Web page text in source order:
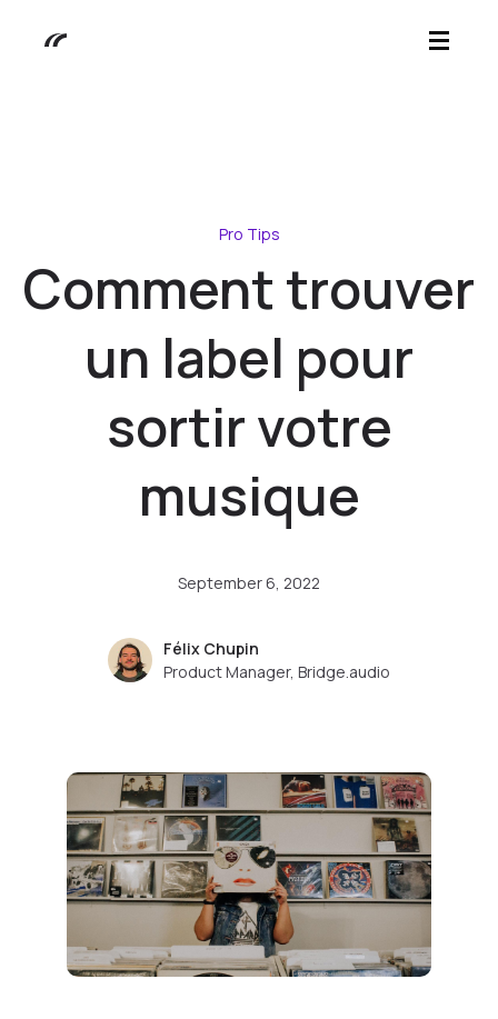
Pro Tips
Comment trouver
un label pour
sortir votre
musique
September 6, 2022
Félix Chupin
Product Manager, Bridge.audio